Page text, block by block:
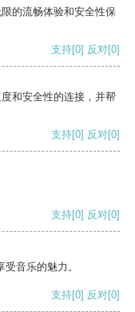
的流畅体验和安全性保
支持[0] 反对[0]
和安全性的连接，并帮
支持[0] 反对[0]
支持[0] 反对[0]
音乐的魅力。
支持[0] 反对[0]